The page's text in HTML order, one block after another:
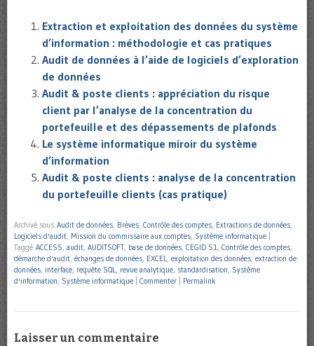
Extraction et exploitation des données du système
d’information : méthodologie et cas pratiques
Audit de données à l’aide de logiciels d’exploration
de données
Audit & poste clients : appréciation du risque
client par l’analyse de la concentration du
portefeuille et des dépassements de plafonds
Le système informatique miroir du système
d’information
Audit & poste clients : analyse de la concentration
du portefeuille clients (cas pratique)
Archivé sous Audit de données, Brèves, Contrôle des comptes, Extractions de données,
Logiciels d'audit, Mission du commissaire aux comptes, Système informatique
Taggé ACCESS, audit, AUDITSOFT, base de données, CEGID S1, Contrôle des comptes,
démarche d'audit, échanges de données, EXCEL, exploitation des données, extraction de
données, interface, requête SQL, revue analytique, standardisation, Système
d'information, Système informatique Commenter Permalink
Laisser un commentaire